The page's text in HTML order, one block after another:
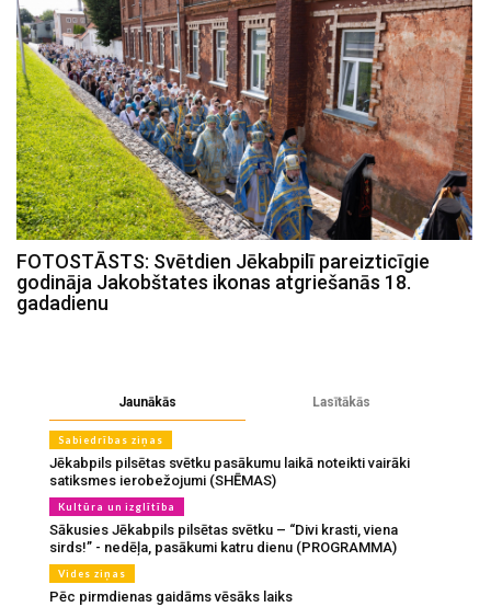
FOTOSTĀSTS: Svētdien Jēkabpilī pareizticīgie
godināja Jakobštates ikonas atgriešanās 18.
gadadienu
Jaunākās Lasītākās
Sabiedrības ziņas
Jēkabpils pilsētas svētku pasākumu laikā noteikti vairāki
satiksmes ierobežojumi (SHĒMAS)
Kultūra un izglītība
Sākusies Jēkabpils pilsētas svētku – “Divi krasti, viena
sirds!” - nedēļa, pasākumi katru dienu (PROGRAMMA)
Vides ziņas
Pēc pirmdienas gaidāms vēsāks laiks